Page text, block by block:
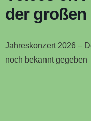
der großen
Jahreskonzert 2026 –
noch bekannt gegeben